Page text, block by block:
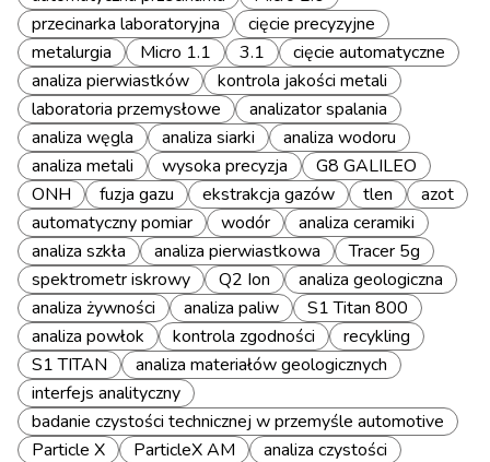
przecinarka laboratoryjna
cięcie precyzyjne
metalurgia
Micro 1.1 3.1
cięcie automatyczne
analiza pierwiastków
kontrola jakości metali
laboratoria przemysłowe
analizator spalania
analiza węgla
analiza siarki
analiza wodoru
analiza metali
wysoka precyzja
G8 GALILEO
ONH
fuzja gazu ekstrakcja gazów tlen
azot
automatyczny pomiar
wodór
analiza ceramiki
analiza szkła
analiza pierwiastkowa
Tracer 5g
spektrometr iskrowy
Q2 Ion
analiza geologiczna
analiza żywności
analiza paliw
S1 Titan 800
analiza powłok
kontrola zgodności
recykling
S1 TITAN
analiza materiałów geologicznych
interfejs analityczny
badanie czystości technicznej w przemyśle automotive
Particle X
ParticleX AM
analiza czystości